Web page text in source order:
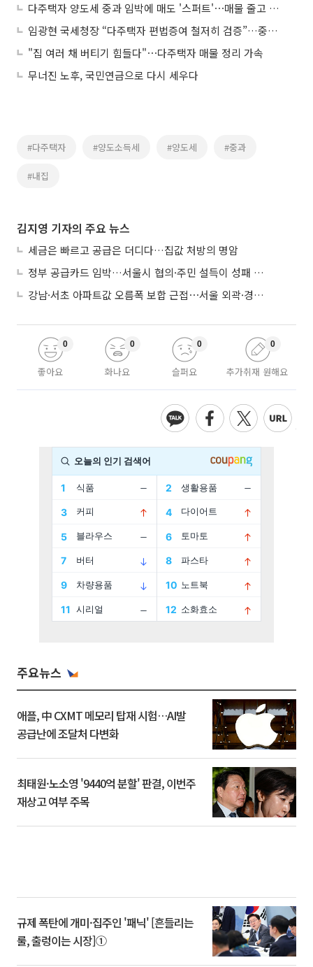
다주택자 양도세 중과 임박에 매도 '스퍼트'⋯매물 줄고 토허 신청 몰렸다
임광현 국세청장 “다주택자 편법증여 철저히 검증”…중과유예 종료 앞두고 경고
"집 여러 채 버티기 힘들다"⋯다주택자 매물 정리 가속
무너진 노후, 국민연금으로 다시 세우다
#다주택자 #양도소득세 #양도세 #중과
#내집
김지영 기자의 주요 뉴스
세금은 빠르고 공급은 더디다…집값 처방의 명암
정부 공급카드 임박…서울시 협의·주민 설득이 성패 가른다
강남·서초 아파트값 오름폭 보합 근접⋯서울 외곽·경기 남부 중심 매수세
좋아요
0
화나요
0
슬퍼요
0
추가취재 원해요
0
주요뉴스
애플, 中 CXMT 메모리 탑재 시험…AI발
공급난에 조달처 다변화
최태원·노소영 '9440억 분할' 판결, 이번주
재상고 여부 주목
규제 폭탄에 개미·집주인 '패닉' [흔들리는
룰, 출렁이는 시장]①